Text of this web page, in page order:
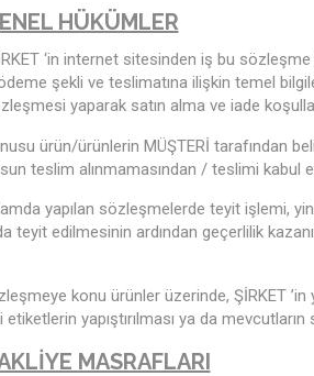
HÜKÜMLER
‘in internet sitesinden iş bu
şekli ve teslimatına ilişkin temel
yaparak satın alma ve iade
ürün/ürünlerin MÜŞTERİ tarafından
teslim alınmamasından / teslimi kabul
yapılan sözleşmelerde teyit işlemi,
teyit edilmesinin ardından geçerlilik
konu ürünler üzerinde, ŞİRKET ’in
yapıştırılması ya da
MASRAFLARI